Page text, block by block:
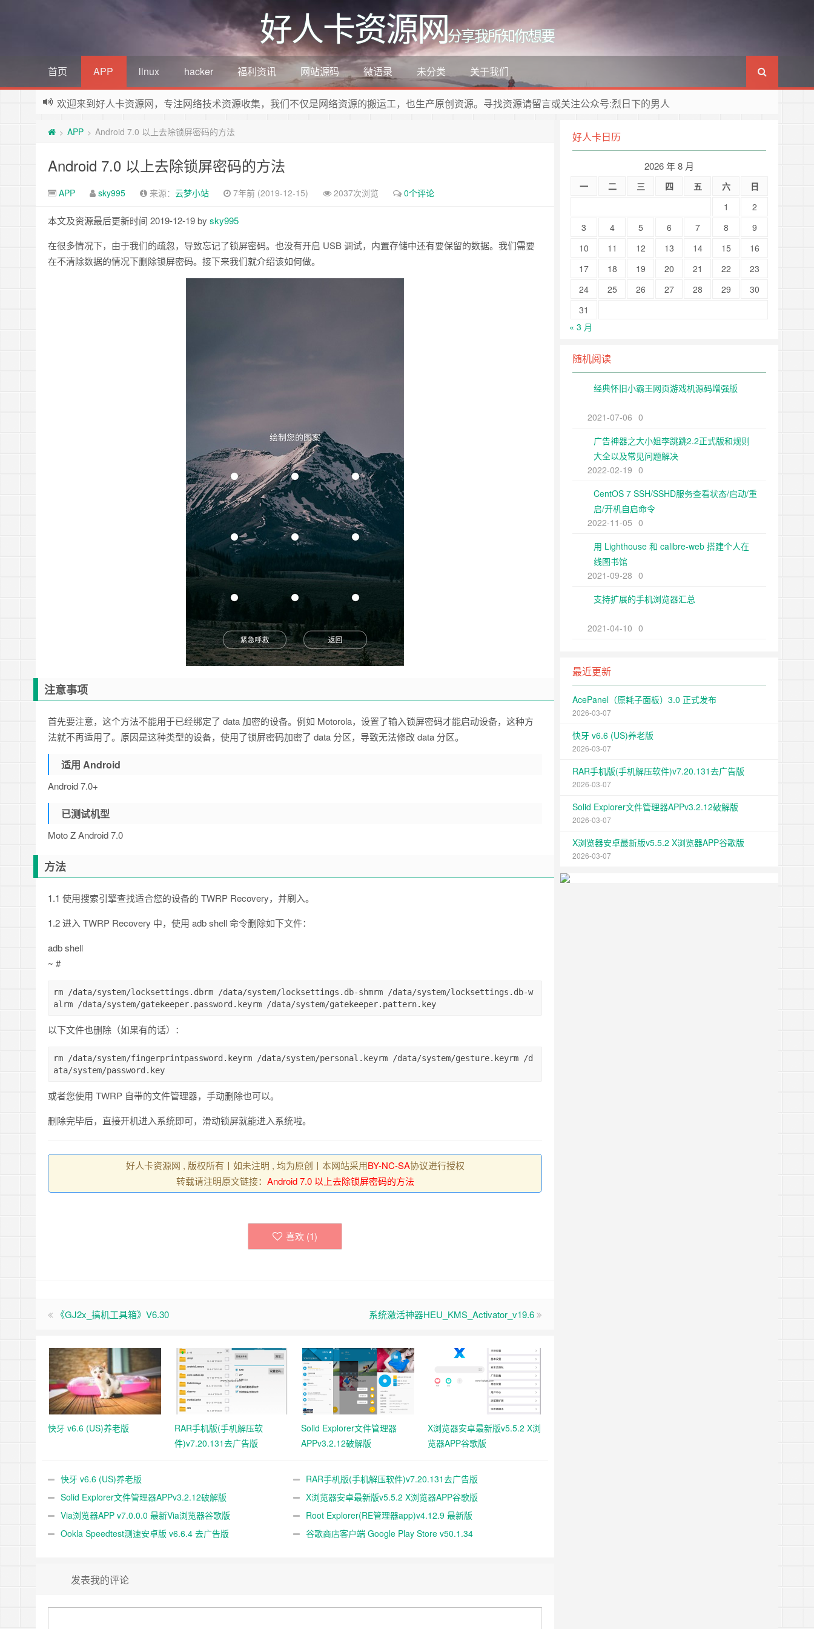
好人卡资源网分享我所知你想要
首页 APP linux hacker 福利资讯 网站源码 微语录 未分类 关于我们
欢迎来到好人卡资源网，专注网络技术资源收集，我们不仅是网络资源的搬运工，也生产原创资源。寻找资源请留言或关注公众号:烈日下的男人
> APP > Android 7.0 以上去除锁屏密码的方法
Android 7.0 以上去除锁屏密码的方法
APP sky995 来源： 云梦小站 7年前 (2019-12-15) 2037次浏览 0个评论
本文及资源最后更新时间 2019-12-19 by sky995
在很多情况下，由于我们的疏忽，导致忘记了锁屏密码。也没有开启 USB 调试，内置存储中还有要保留的数据。我们需要
在不清除数据的情况下删除锁屏密码。接下来我们就介绍该如何做。
注意事项
首先要注意，这个方法不能用于已经绑定了 data 加密的设备。例如 Motorola，设置了输入锁屏密码才能启动设备，这种方
法就不再适用了。原因是这种类型的设备，使用了锁屏密码加密了 data 分区，导致无法修改 data 分区。
适用 Android
Android 7.0+
已测试机型
Moto Z Android 7.0
方法
1.1 使用搜索引擎查找适合您的设备的 TWRP Recovery，并刷入。
1.2 进入 TWRP Recovery 中，使用 adb shell 命令删除如下文件：
adb shell
~ #
rm /data/system/locksettings.dbrm /data/system/locksettings.db-shmrm /data/system/locksettings.db-w
alrm /data/system/gatekeeper.password.keyrm /data/system/gatekeeper.pattern.key
以下文件也删除（如果有的话）：
rm /data/system/fingerprintpassword.keyrm /data/system/personal.keyrm /data/system/gesture.keyrm /d
ata/system/password.key
或者您使用 TWRP 自带的文件管理器，手动删除也可以。
删除完毕后，直接开机进入系统即可，滑动锁屏就能进入系统啦。
好人卡资源网 , 版权所有丨如未注明 , 均为原创丨本网站采用BY-NC-SA协议进行授权
转载请注明原文链接： Android 7.0 以上去除锁屏密码的方法
喜欢 (1)
《GJ2x_搞机工具箱》V6.30 系统激活神器HEU_KMS_Activator_v19.6
快牙 v6.6 (US)养老版
RAR手机版(手机解压软
件)v7.20.131去广告版
Solid Explorer文件管理器
APPv3.2.12破解版
X浏览器安卓最新版v5.5.2 X浏
览器APP谷歌版
快牙 v6.6 (US)养老版
RAR手机版(手机解压软件)v7.20.131去广告版
Solid Explorer文件管理器APPv3.2.12破解版
X浏览器安卓最新版v5.5.2 X浏览器APP谷歌版
Via浏览器APP v7.0.0.0 最新Via浏览器谷歌版
Root Explorer(RE管理器app)v4.12.9 最新版
Ookla Speedtest测速安卓版 v6.6.4 去广告版
谷歌商店客户端 Google Play Store v50.1.34
发表我的评论
好人卡日历
2026 年 8 月
一 二 三 四 五 六
日
1
2
3
4 5 6 7 8
9
10
11 12 13 14 15
16
17
18 19 20 21 22
23
24
25 26 27 28 29
30
31
« 3 月
随机阅读
经典怀旧小霸王网页游戏机源码增强版
2021-07-06 0
广告神器之大小姐李跳跳2.2正式版和规则
大全以及常见问题解决
2022-02-19 0
CentOS 7 SSH/SSHD服务查看状态/启动/重
启/开机自启命令
2022-11-05 0
用 Lighthouse 和 calibre-web 搭建个人在
线图书馆
2021-09-28 0
支持扩展的手机浏览器汇总
2021-04-10 0
最近更新
AcePanel（原耗子面板）3.0 正式发布
2026-03-07
快牙 v6.6 (US)养老版
2026-03-07
RAR手机版(手机解压软件)v7.20.131去广告版
2026-03-07
Solid Explorer文件管理器APPv3.2.12破解版
2026-03-07
X浏览器安卓最新版v5.5.2 X浏览器APP谷歌版
2026-03-07